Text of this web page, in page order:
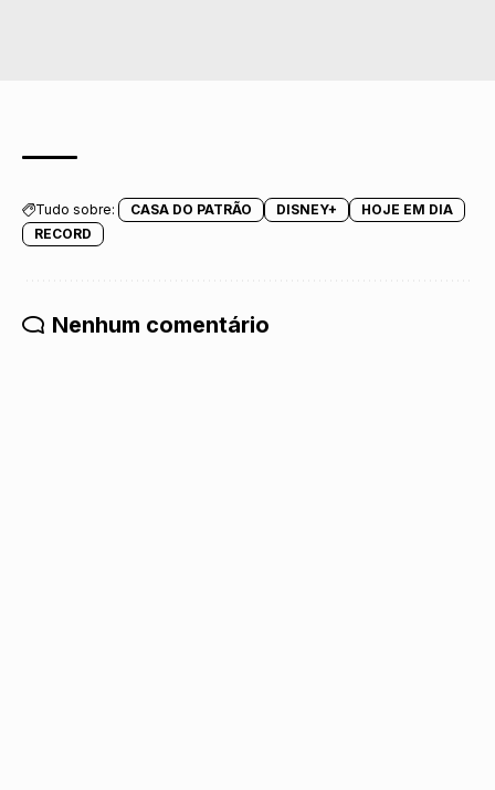
Tudo sobre: CASA DO PATRÃO DISNEY+
HOJE EM DIA
RECORD
Nenhum comentário